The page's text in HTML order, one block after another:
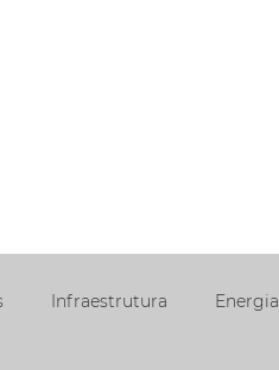
Infraestrutura Energia